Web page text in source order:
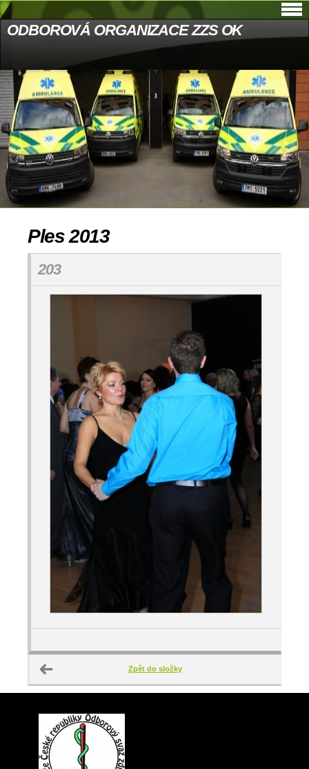
ODBOROVÁ ORGANIZACE ZZS OK
Ples 2013
203
Zpět do složky